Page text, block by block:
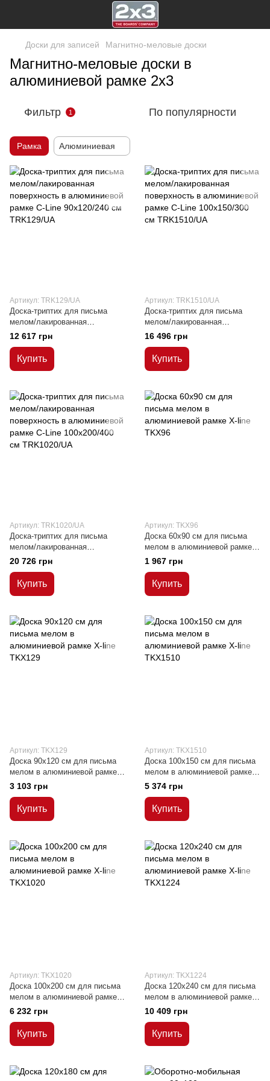
Доски для записей Магнитно-меловые доски
Магнитно-меловые доски в
алюминиевой рамке 2х3
Фильтр 1 По популярности
Рамка Алюминиевая
Артикул: TRK129/UA
Доска-триптих для письма
мелом/лакированная
поверхность в алюминиевой
рамке C-Line 90х120/240 см
12 617 грн
Купить
Артикул: TRK1510/UA
Доска-триптих для письма
мелом/лакированная
поверхность в алюминиевой
рамке C-Line 100х150/300 см
16 496 грн
Купить
Артикул: TRK1020/UA
Доска-триптих для письма
мелом/лакированная
поверхность в алюминиевой
рамке C-Line 100х200/400 см
20 726 грн
Купить
Артикул: TKX96
Доска 60х90 см для письма
мелом в алюминиевой рамке
Х-line
1 967 грн
Купить
Артикул: TKX129
Доска 90x120 см для письма
мелом в алюминиевой рамке
Х-line
3 103 грн
Купить
Артикул: TKX1510
Доска 100x150 см для письма
мелом в алюминиевой рамке
Х-line
5 374 грн
Купить
Артикул: TKX1020
Доска 100x200 см для письма
мелом в алюминиевой рамке
Х-line
6 232 грн
Купить
Артикул: TKX1224
Доска 120x240 см для письма
мелом в алюминиевой рамке
Х-line
10 409 грн
Купить